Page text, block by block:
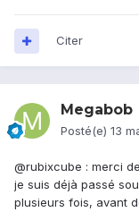
Citer
Megabob
Posté(e) 13
@rubixcube : merci
je suis déjà passé
plusieurs fois, avant